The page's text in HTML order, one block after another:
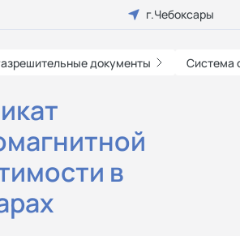
г.Чебоксары
документы Система
в